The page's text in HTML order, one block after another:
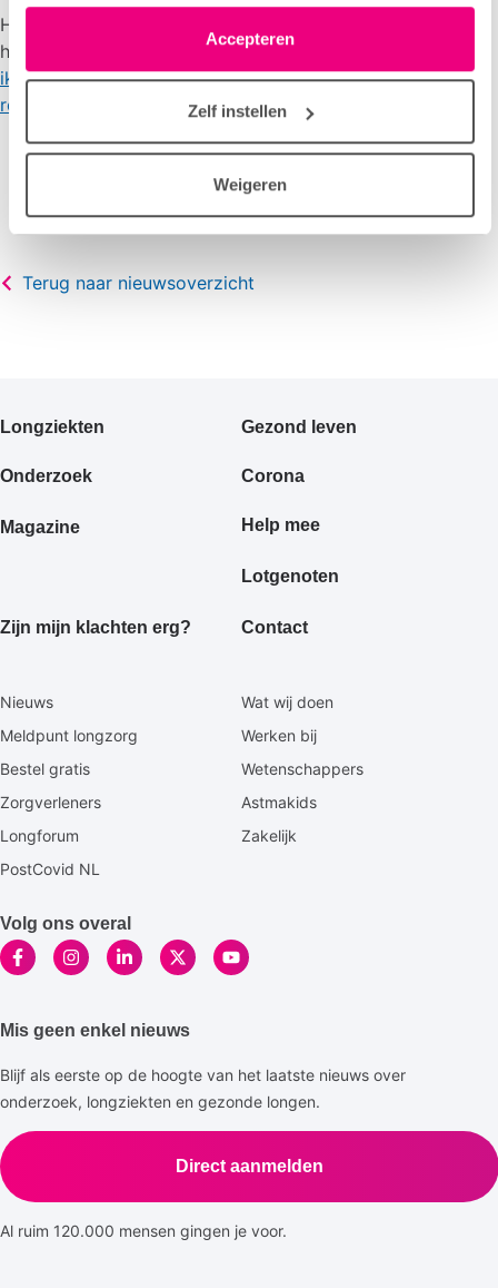
moment wijzigen of intrekken via het cookie-icoontje
linksonder elke pagina. De lijst met partners is te vinden
in het tabblad “details”.
Accepteren
Zelf instellen
Weigeren
Heb je vragen over roken, stoppen met roken of zoek je
hulp? Bel de gratis Stoplijn (0800-1995) of ga naar
ikstopnu.nl. Kijk voor algemene vragen over roken op
rokeninfo.nl
Terug naar nieuwsoverzicht
Primair
Longziekten Gezond leven
Onderzoek Corona
Magazine Help mee
Lotgenoten
Zijn mijn klachten erg? Contact
Secundaire
Nieuws
Wat wij doen
Meldpunt longzorg
Werken bij
Bestel gratis
Wetenschappers
Zorgverleners
Astmakids
Longforum
Zakelijk
PostCovid NL
Volg ons overal
Mis geen enkel nieuws
Blijf als eerste op de hoogte van het laatste nieuws over
onderzoek, longziekten en gezonde longen.
Direct aanmelden
Al ruim 120.000 mensen gingen je voor.